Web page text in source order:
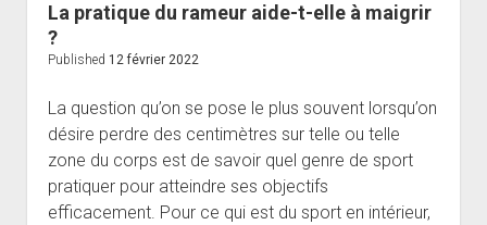
La pratique du rameur aide-t-elle à maigrir
?
Published 12 février 2022
La question qu’on se pose le plus souvent lorsqu’on
désire perdre des centimètres sur telle ou telle
zone du corps est de savoir quel genre de sport
pratiquer pour atteindre ses objectifs
efficacement. Pour ce qui est du sport en intérieur,